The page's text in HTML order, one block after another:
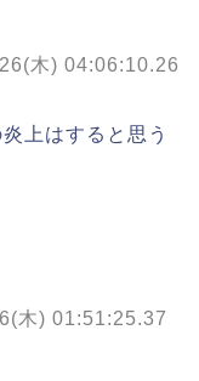
木) 04:06:10.26
上はすると思う
木) 01:51:25.37